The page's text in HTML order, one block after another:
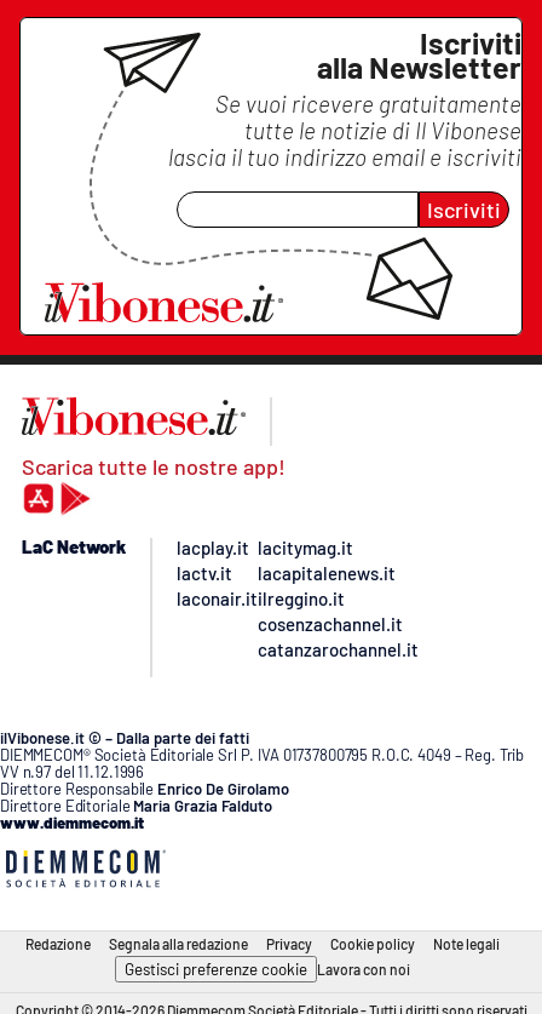
Iscriviti
alla Newsletter
Se vuoi ricevere gratuitamente
tutte le notizie di Il Vibonese
lascia il tuo indirizzo email e iscriviti
Iscriviti
Scarica tutte le nostre app!
LaC Network
lacplay.it
lactv.it
laconair.it
lacitymag.it
lacapitalenews.it
ilreggino.it
cosenzachannel.it
catanzarochannel.it
ilVibonese.it © – Dalla parte dei fatti
DIEMMECOM® Società Editoriale Srl P. IVA 01737800795 R.O.C. 4049 – Reg. Trib
VV n.97 del 11.12.1996
Direttore Responsabile Enrico De Girolamo
Direttore Editoriale Maria Grazia Falduto
www.diemmecom.it
Redazione Segnala alla redazione Privacy Cookie policy Note legali
Gestisci preferenze cookie Lavora con noi
Copyright © 2014-2026 Diemmecom Società Editoriale - Tutti i diritti sono riservati